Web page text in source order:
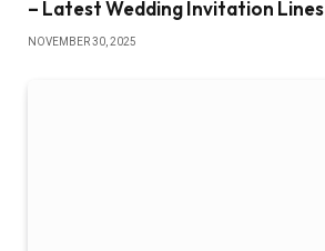
– Latest Wedding Invitation Lines
NOVEMBER 30, 2025